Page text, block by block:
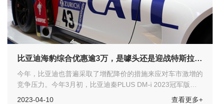
比亚迪海豹综合优惠逾3万，是噱头还是迎战特斯拉大
今年，比亚迪也普遍采取了增配降价的措施来应对车市激增的
竞争压力。今年3月初，比亚迪秦PLUS DM-i 2023冠军版在A
级家轿市场首次实现“油电同价”，这是比亚迪DM-i车型价格首
2023-04-10 查看更多+